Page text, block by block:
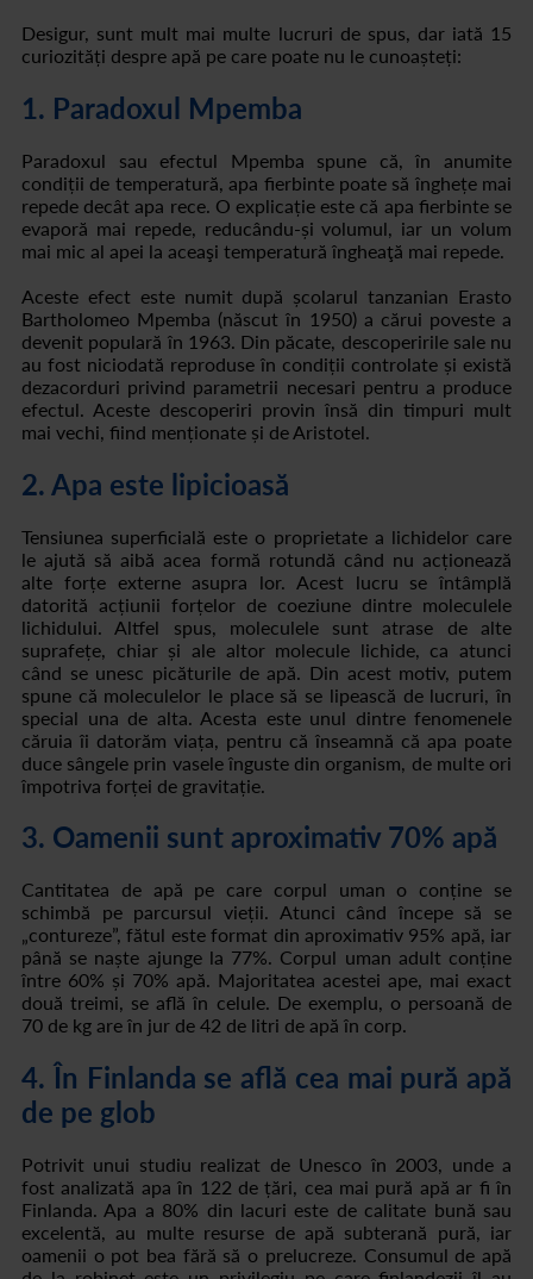
Desigur, sunt mult mai multe lucruri de spus, dar iată 15
curiozități despre apă pe care poate nu le cunoașteți:
1. Paradoxul Mpemba
Paradoxul sau efectul Mpemba spune că, în anumite
condiții de temperatură, apa fierbinte poate să înghețe mai
repede decât apa rece. O explicație este că apa fierbinte se
evaporă mai repede, reducându-și volumul, iar un volum
mai mic al apei la aceaşi temperatură îngheaţă mai repede.
Aceste efect este numit după școlarul tanzanian Erasto
Bartholomeo Mpemba (născut în 1950) a cărui poveste a
devenit populară în 1963. Din păcate, descoperirile sale nu
au fost niciodată reproduse în condiții controlate și există
dezacorduri privind parametrii necesari pentru a produce
efectul. Aceste descoperiri provin însă din timpuri mult
mai vechi, fiind menționate și de Aristotel.
2. Apa este lipicioasă
Tensiunea superficială este o proprietate a lichidelor care
le ajută să aibă acea formă rotundă când nu acționează
alte forțe externe asupra lor. Acest lucru se întâmplă
datorită acțiunii forțelor de coeziune dintre moleculele
lichidului. Altfel spus, moleculele sunt atrase de alte
suprafețe, chiar și ale altor molecule lichide, ca atunci
când se unesc picăturile de apă. Din acest motiv, putem
spune că moleculelor le place să se lipească de lucruri, în
special una de alta. Acesta este unul dintre fenomenele
căruia îi datorăm viața, pentru că înseamnă că apa poate
duce sângele prin vasele înguste din organism, de multe ori
împotriva forței de gravitație.
3. Oamenii sunt aproximativ 70% apă
Cantitatea de apă pe care corpul uman o conține se
schimbă pe parcursul vieții. Atunci când începe să se
„contureze”, fătul este format din aproximativ 95% apă, iar
până se naște ajunge la 77%. Corpul uman adult conține
între 60% și 70% apă. Majoritatea acestei ape, mai exact
două treimi, se află în celule. De exemplu, o persoană de
70 de kg are în jur de 42 de litri de apă în corp.
4. În Finlanda se află cea mai pură apă
de pe glob
Potrivit unui studiu realizat de Unesco în 2003, unde a
fost analizată apa în 122 de țări, cea mai pură apă ar fi în
Finlanda. Apa a 80% din lacuri este de calitate bună sau
excelentă, au multe resurse de apă subterană pură, iar
oamenii o pot bea fără să o prelucreze. Consumul de apă